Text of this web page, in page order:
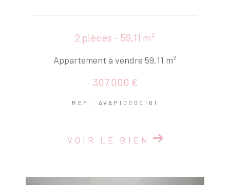
2 pièces - 59,11 m²
Appartement à vendre 59.11 m²
307 000 €
REF : AVAP10000161
VOIR LE BIEN